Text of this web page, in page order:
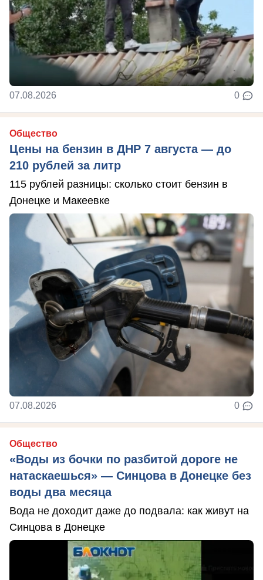
07.08.2026 0
Общество
Цены на бензин в ДНР 7 августа — до
210 рублей за литр
115 рублей разницы: сколько стоит бензин в
Донецке и Макеевке
07.08.2026 0
Общество
«Воды из бочки по разбитой дороге не
натаскаешься» — Синцова в Донецке без
воды два месяца
Вода не доходит даже до подвала: как живут на
Синцова в Донецке